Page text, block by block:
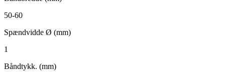
50-60
Spændvidde Ø (mm)
1
Båndtykk. (mm)